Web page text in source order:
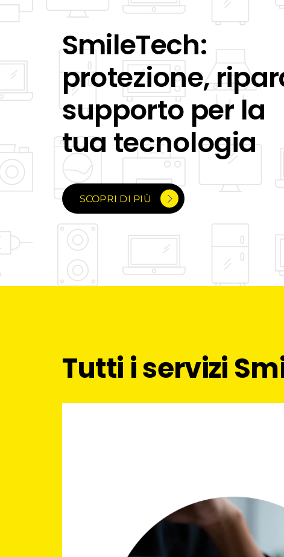
SmileTech:
protezione,
supporto per la
tua tecnologia
SCOPRI DI PIÙ
Tutti i servizi